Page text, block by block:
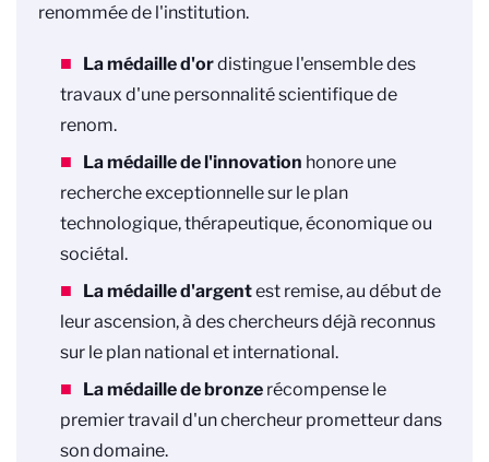
renommée de l'institution.
La médaille d'ordistingue l'ensemble des
travaux d'une personnalité scientifique de
renom.
La médaille de l'innovation honore une
recherche exceptionnelle sur le plan
technologique, thérapeutique, économique ou
sociétal.
La médaille d'argentest remise, au début de
leur ascension, à des chercheurs déjà reconnus
sur le plan national et international.
La médaille de bronze récompense le
premier travail d'un chercheur prometteur dans
son domaine.